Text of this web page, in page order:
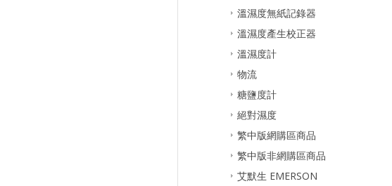
溫濕度無紙記錄器
溫濕度產生校正器
溫濕度計
物流
糖鹽度計
絕對濕度
繁中版網購區商品
繁中版非網購區商品
艾默生 EMERSON